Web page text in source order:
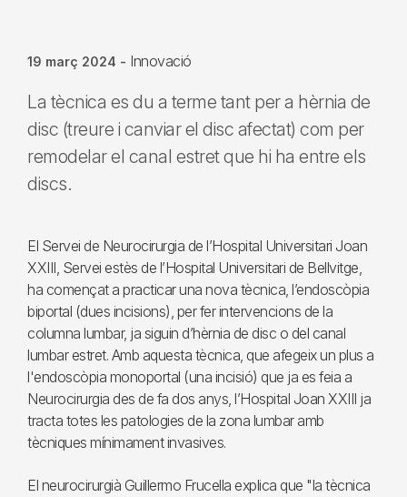
19 març 2024 - Innovació
La tècnica es du a terme tant per a hèrnia de
disc (treure i canviar el disc afectat) com per
remodelar el canal estret que hi ha entre els
discs.
El Servei de Neurocirurgia de l’Hospital Universitari Joan
XXIII, Servei estès de l’Hospital Universitari de Bellvitge,
ha començat a practicar una nova tècnica, l’endoscòpia
biportal (dues incisions), per fer intervencions de la
columna lumbar, ja siguin d’hèrnia de disc o del canal
lumbar estret. Amb aquesta tècnica, que afegeix un plus a
l'endoscòpia monoportal (una incisió) que ja es feia a
Neurocirurgia des de fa dos anys, l’Hospital Joan XXIII ja
tracta totes les patologies de la zona lumbar amb
tècniques mínimament invasives.
El neurocirurgià Guillermo Frucella explica que "la tècnica